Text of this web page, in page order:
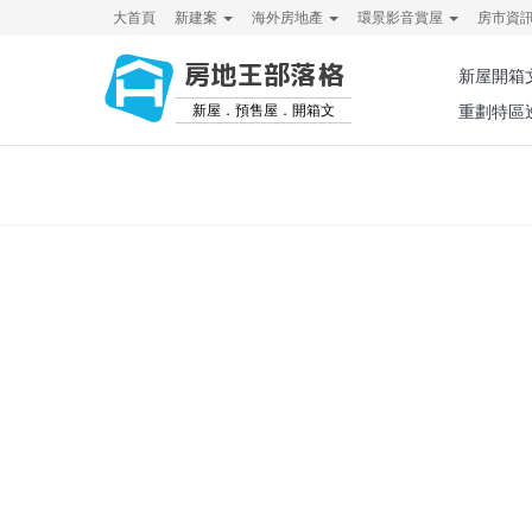
大首頁 新建案 海外房地產 環景影音賞屋 房市資
房地王部落格
新屋．預售屋．開箱文
新屋開箱
重劃特區